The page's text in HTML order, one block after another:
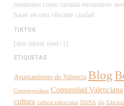
residentes como turistas encuentren
hacer en esta vibrante ciudad.
TIKTOK
[sbtt-tiktok feed=1]
ETIQUETAS
Ayuntamiento de Valencia Blog
Contemporània Comunidad Valenciana
cultura cultura valenciana DANA djs